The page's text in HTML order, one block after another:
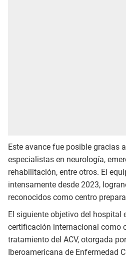
Este avance fue posible gracias
especialistas en neurología,
rehabilitación, entre otros. El
intensamente desde 2023,
reconocidos como centro
El siguiente objetivo del hospital
certificación internacional como
tratamiento del ACV, otorgada
Iberoamericana de Enfermedad